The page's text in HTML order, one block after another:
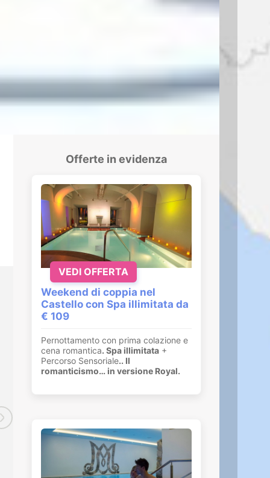
in Spa 3-7 notti
Hotel Spa con
famiglie),
Offerte in evidenza
Weekend di coppia nel
Castello con Spa illimitata da
€ 109
Pernottamento con prima colazione e
cena romantica. Spa illimitata +
Percorso Sensoriale.. Il
romanticismo… in versione Royal.
VEDI OFFERTA